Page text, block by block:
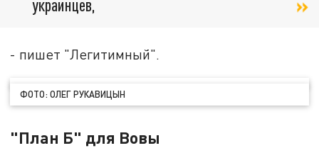
украинцев,
- пишет "Легитимный".
ФОТО: ОЛЕГ РУКАВИЦЫН
"План Б" для Вовы